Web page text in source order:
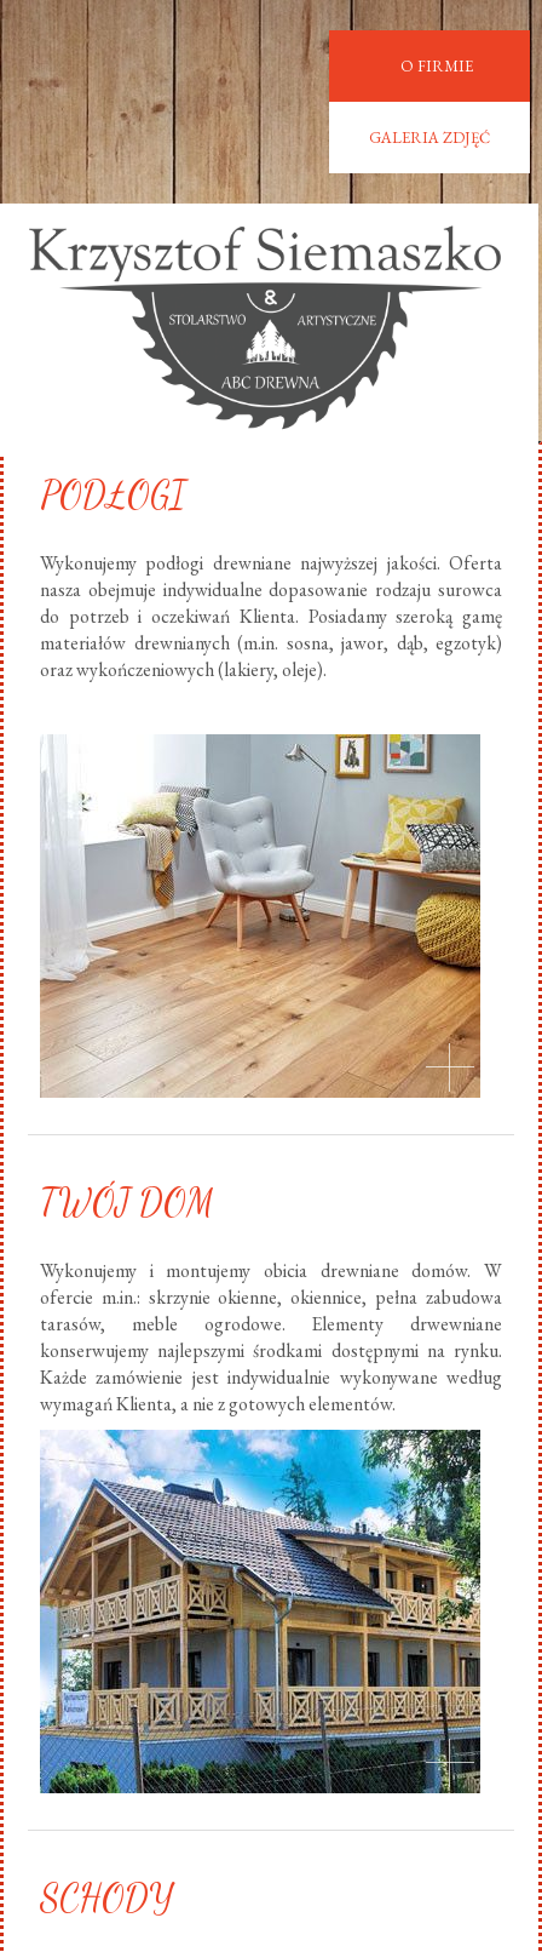
O FIRMIE
GALERIA ZDJĘĆ
PODŁOGI
Wykonujemy podłogi drewniane najwyższej jakości. Oferta
nasza obejmuje indywidualne dopasowanie rodzaju surowca
do potrzeb i oczekiwań Klienta. Posiadamy szeroką gamę
materiałów drewnianych (m.in. sosna, jawor, dąb, egzotyk)
oraz wykończeniowych (lakiery, oleje).
TWÓJ DOM
Wykonujemy i montujemy obicia drewniane domów. W
ofercie m.in.: skrzynie okienne, okiennice, pełna zabudowa
tarasów, meble ogrodowe. Elementy drwewniane
konserwujemy najlepszymi środkami dostępnymi na rynku.
Każde zamówienie jest indywidualnie wykonywane według
wymagań Klienta, a nie z gotowych elementów.
SCHODY